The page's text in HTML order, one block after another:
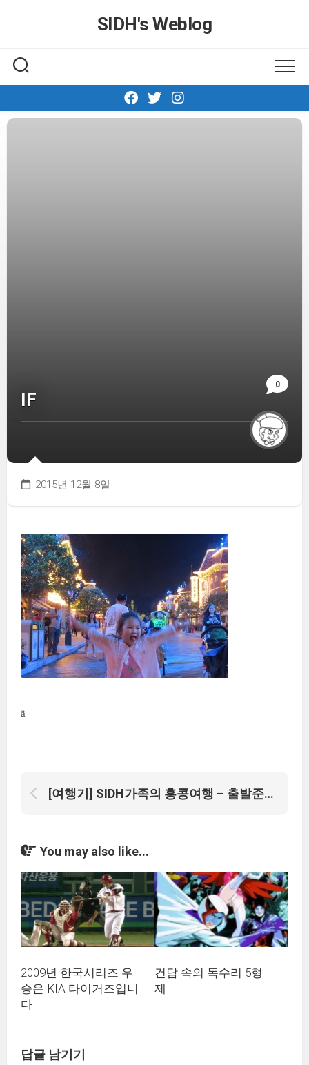
SIDH′s Weblog
0
IF
2015년 12월 8일
ä
[여행기] SIDH가족의 홍콩여행 – 출발준비~첫째날
You may also like...
2009년 한국시리즈 우
승은 KIA 타이거즈입니
다
건담 속의 독수리 5형
제
답글 남기기